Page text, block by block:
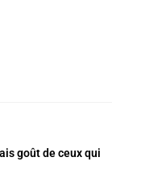
goûtde ceux qui